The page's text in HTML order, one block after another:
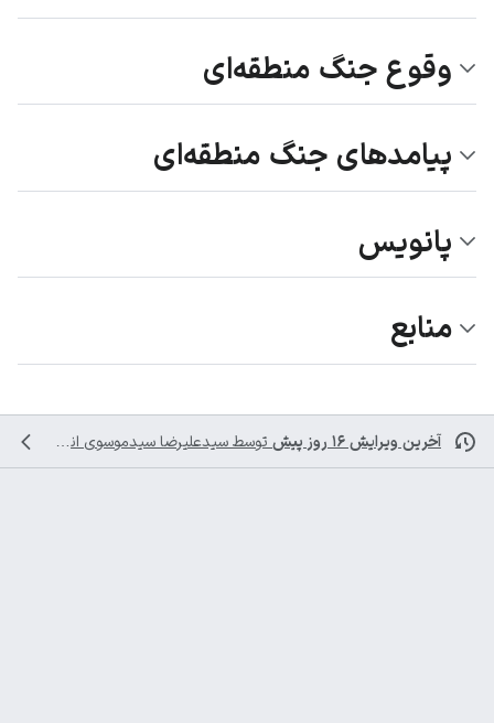
وقوع جنگ منطقه‌ای
پیامدهای جنگ منطقه‌ای
پانویس
منابع
آخرین ویرایش ۱۶ روز پیش توسط سیدعلیرضا سیدموسوی انجام شده است